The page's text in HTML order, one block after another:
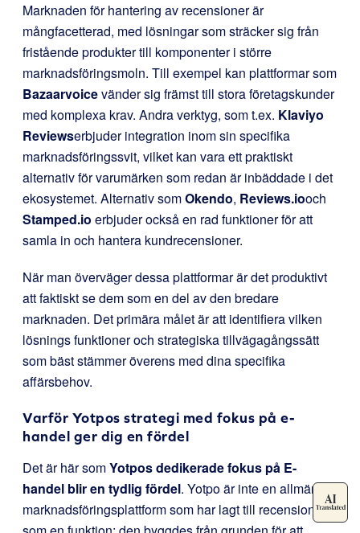
Marknaden för hantering av recensioner är
mångfacetterad, med lösningar som sträcker sig från
fristående produkter till komponenter i större
marknadsföringsmoln. Till exempel kan plattformar som
Bazaarvoicevänder sig främst till stora företagskunder
med komplexa krav. Andra verktyg, som t.ex. Klaviyo
Reviewserbjuder integration inom sin specifika
marknadsföringssvit, vilket kan vara ett praktiskt
alternativ för varumärken som redan är inbäddade i det
ekosystemet. Alternativ somOkendo, Reviews.iooch
Stamped.io erbjuder också en rad funktioner för att
samla in och hantera kundrecensioner.
När man överväger dessa plattformar är det produktivt
att faktiskt se dem som en del av den bredare
marknaden. Det primära målet är att identifiera vilken
lösnings funktioner och strategiska tillvägagångssätt
som bäst stämmer överens med dina specifika
affärsbehov.
Varför Yotpos strategi med fokus på e-
handel ger dig en fördel
Det är här somYotpos dedikerade fokus på E-
handel blir en tydlig fördel. Yotpo är inte en allmän
marknadsföringsplattform som har lagt till recensioner